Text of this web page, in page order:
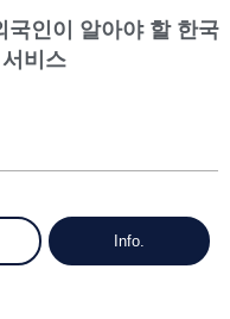
인이 알아야 할 한국
비스
Info.